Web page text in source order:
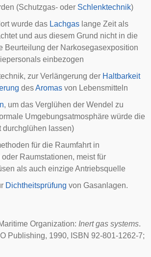
(Schutzgas- oder Schlenktechnik)
wurde das Lachgas lange Zeit als
und aus diesem Grund nicht in die
Beurteilung der Narkosegasexposition
einbezogen
, zur Verlängerung der Haltbarkeit
desAromas von Lebensmitteln
, um das Verglühen der Wendel zu
Umgebungsatmosphäre würde die
durchglühen lassen)
für die Raumfahrtin
Raumstationen, meist für
als auch einzige Antriebsquelle
Dichtheitsprüfung von Gasanlagen.
Organization: Inert gas systems.
Publishing, 1990, ISBN 92-801-1262-7;